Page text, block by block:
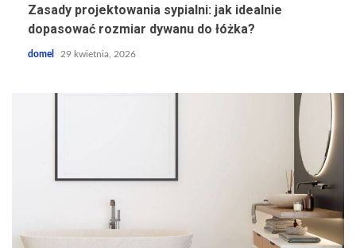
Zasady projektowania sypialni: jak idealnie
dopasować rozmiar dywanu do łóżka?
domel 29 kwietnia, 2026